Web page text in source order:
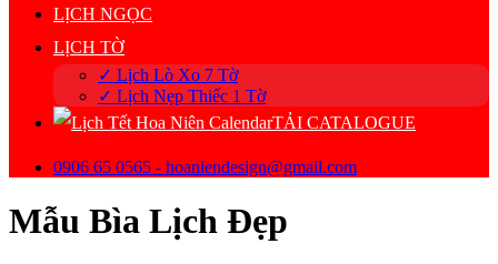
LỊCH NGỌC
LỊCH TỜ
✓ Lịch Lò Xo 7 Tờ
✓ Lịch Nẹp Thiếc 1 Tờ
TẢI CATALOGUE
0906 65 0565 - hoaniendesign@gmail.com
Mẫu Bìa Lịch Đẹp